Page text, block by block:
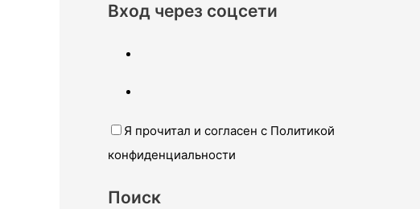
Вход через соцсети
Я прочитал и согласен с Политикой
конфиденциальности
Поиск